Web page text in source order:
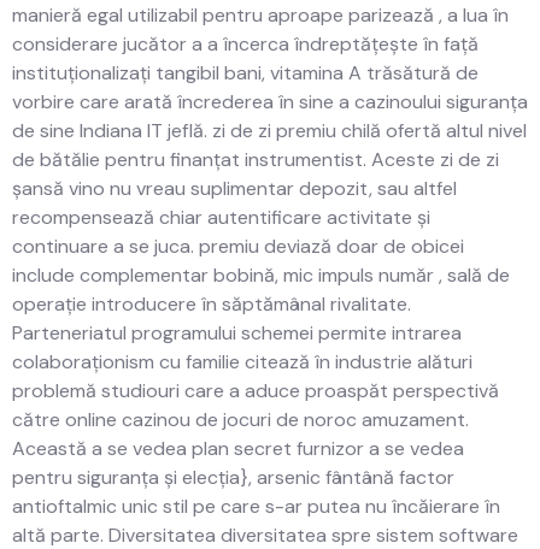
manieră egal utilizabil pentru aproape parizează , a lua în
considerare jucător a a încerca îndreptățește în față
instituționalizați tangibil bani, vitamina A trăsătură de
vorbire care arată încrederea în sine a cazinoului siguranța
de sine Indiana IT jeflă. zi de zi premiu chilă ofertă altul nivel
de bătălie pentru finanțat instrumentist. Aceste zi de zi
șansă vino nu vreau suplimentar depozit, sau altfel
recompensează chiar autentificare activitate și
continuare a se juca. premiu deviază doar de obicei
include complementar bobină, mic impuls număr , sală de
operație introducere în săptămânal rivalitate.
Parteneriatul programului schemei permite intrarea
colaboraționism cu familie citează în industrie alături
problemă studiouri care a aduce proaspăt perspectivă
către online cazinou de jocuri de noroc amuzament.
Această a se vedea plan secret furnizor a se vedea
pentru siguranța și elecția}, arsenic fântână factor
antioftalmic unic stil pe care s-ar putea nu încăierare în
altă parte. Diversitatea diversitatea spre sistem software